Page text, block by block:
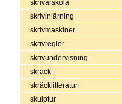
skrivarskola
skrivinlärning
skrivmaskiner
skrivregler
skrivundervisning
skräck
skräcklitteratur
skulptur